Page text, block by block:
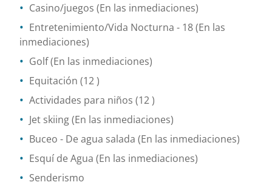
Casino/juegos (En las inmediaciones)
Entretenimiento/Vida Nocturna - 18(En las
inmediaciones)
Golf(En las inmediaciones)
Equitación (12 )
Actividades para niños (12 )
Jet skiing(En las inmediaciones)
Buceo - De agua salada (En las inmediaciones)
Esquí de Agua (En las inmediaciones)
Senderismo